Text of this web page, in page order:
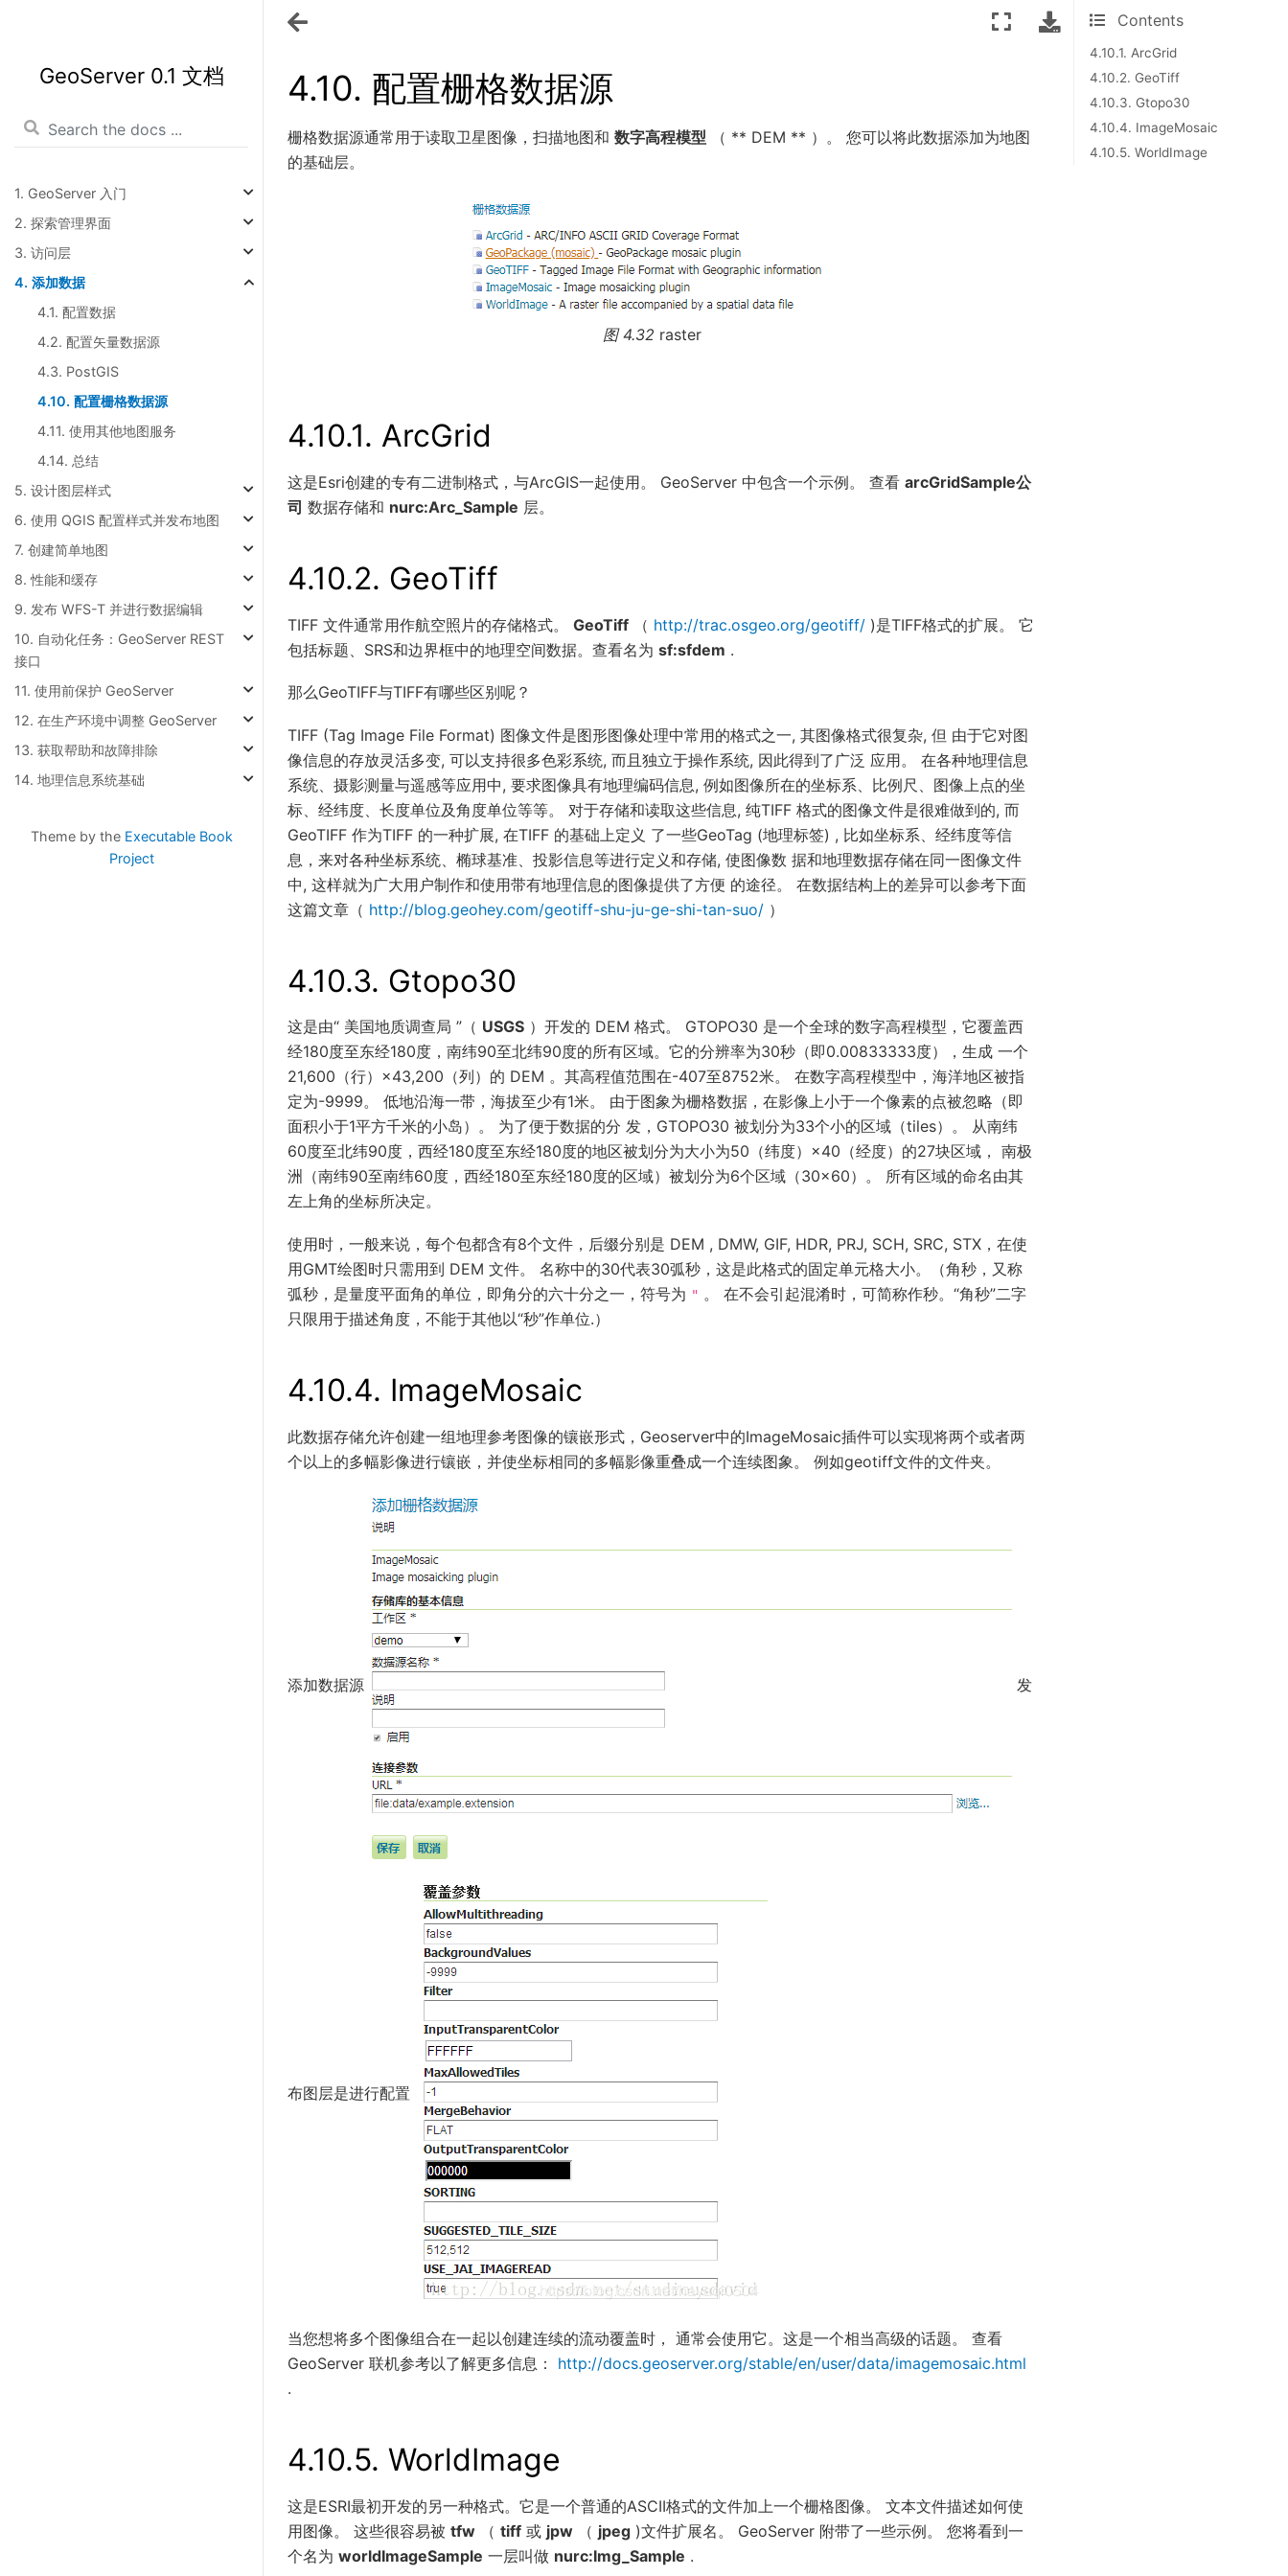
GeoServer 0.1 文档
1. GeoServer 入门
2. 探索管理界面
3. 访问层
4. 添加数据
4.1. 配置数据
4.2. 配置矢量数据源
4.3. PostGIS
4.10. 配置栅格数据源
4.11. 使用其他地图服务
4.14. 总结
5. 设计图层样式
6. 使用 QGIS 配置样式并发布地图
7. 创建简单地图
8. 性能和缓存
9. 发布 WFS-T 并进行数据编辑
10. 自动化任务：GeoServer REST
接口
11. 使用前保护 GeoServer
12. 在生产环境中调整 GeoServer
13. 获取帮助和故障排除
14. 地理信息系统基础
Theme by the Executable Book
Project
Contents
4.10.1. ArcGrid
4.10.2. GeoTiff
4.10.3. Gtopo30
4.10.4. ImageMosaic
4.10.5. WorldImage
4.10. 配置栅格数据源
栅格数据源通常用于读取卫星图像，扫描地图和 数字高程模型 （ ** DEM ** ）。 您可以将此数据添加为地图
的基础层。
图 4.32 raster
4.10.1. ArcGrid
这是Esri创建的专有二进制格式，与ArcGIS一起使用。 GeoServer 中包含一个示例。 查看 arcGridSample公
司 数据存储和 nurc:Arc_Sample 层。
4.10.2. GeoTiff
TIFF 文件通常用作航空照片的存储格式。 GeoTiff （ http://trac.osgeo.org/geotiff/ )是TIFF格式的扩展。 它
包括标题、SRS和边界框中的地理空间数据。查看名为 sf:sfdem .
那么GeoTIFF与TIFF有哪些区别呢？
TIFF (Tag Image File Format) 图像文件是图形图像处理中常用的格式之一, 其图像格式很复杂, 但 由于它对图
像信息的存放灵活多变, 可以支持很多色彩系统, 而且独立于操作系统, 因此得到了广泛 应用。 在各种地理信息
系统、摄影测量与遥感等应用中, 要求图像具有地理编码信息, 例如图像所在的坐标系、比例尺、图像上点的坐
标、经纬度、长度单位及角度单位等等。 对于存储和读取这些信息, 纯TIFF 格式的图像文件是很难做到的, 而
GeoTIFF 作为TIFF 的一种扩展, 在TIFF 的基础上定义 了一些GeoTag (地理标签) , 比如坐标系、经纬度等信
息，来对各种坐标系统、椭球基准、投影信息等进行定义和存储, 使图像数 据和地理数据存储在同一图像文件
中, 这样就为广大用户制作和使用带有地理信息的图像提供了方便 的途径。 在数据结构上的差异可以参考下面
这篇文章（ http://blog.geohey.com/geotiff-shu-ju-ge-shi-tan-suo/ ）
4.10.3. Gtopo30
这是由“ 美国地质调查局 ”（ USGS ）开发的 DEM 格式。 GTOPO30 是一个全球的数字高程模型，它覆盖西
经180度至东经180度，南纬90至北纬90度的所有区域。它的分辨率为30秒（即0.00833333度），生成 一个
21,600（行）×43,200（列）的 DEM 。其高程值范围在-407至8752米。 在数字高程模型中，海洋地区被指
定为-9999。 低地沿海一带，海拔至少有1米。 由于图象为栅格数据，在影像上小于一个像素的点被忽略（即
面积小于1平方千米的小岛）。 为了便于数据的分 发，GTOPO30 被划分为33个小的区域（tiles）。 从南纬
60度至北纬90度，西经180度至东经180度的地区被划分为大小为50（纬度）×40（经度）的27块区域， 南极
洲（南纬90至南纬60度，西经180至东经180度的区域）被划分为6个区域（30×60）。 所有区域的命名由其
左上角的坐标所决定。
使用时，一般来说，每个包都含有8个文件，后缀分别是 DEM , DMW, GIF, HDR, PRJ, SCH, SRC, STX，在使
用GMT绘图时只需用到 DEM 文件。 名称中的30代表30弧秒，这是此格式的固定单元格大小。（角秒，又称
弧秒，是量度平面角的单位，即角分的六十分之一，符号为 " 。 在不会引起混淆时，可简称作秒。“角秒”二字
只限用于描述角度，不能于其他以“秒”作单位.）
4.10.4. ImageMosaic
此数据存储允许创建一组地理参考图像的镶嵌形式，Geoserver中的ImageMosaic插件可以实现将两个或者两
个以上的多幅影像进行镶嵌，并使坐标相同的多幅影像重叠成一个连续图象。 例如geotiff文件的文件夹。
添加数据源 发
布图层是进行配置
当您想将多个图像组合在一起以创建连续的流动覆盖时， 通常会使用它。这是一个相当高级的话题。 查看
GeoServer 联机参考以了解更多信息： http://docs.geoserver.org/stable/en/user/data/imagemosaic.html
.
4.10.5. WorldImage
这是ESRI最初开发的另一种格式。它是一个普通的ASCII格式的文件加上一个栅格图像。 文本文件描述如何使
用图像。 这些很容易被 tfw （ tiff 或 jpw （ jpeg )文件扩展名。 GeoServer 附带了一些示例。 您将看到一
个名为 worldImageSample 一层叫做 nurc:Img_Sample .